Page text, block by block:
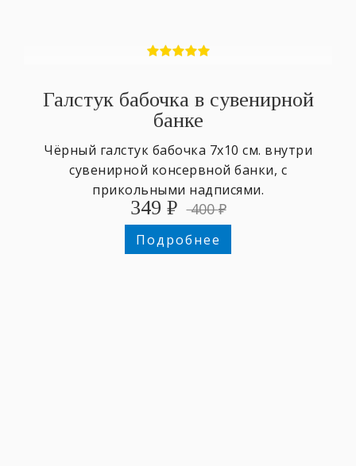
Галстук бабочка в сувенирной
банке
Чёрный галстук бабочка 7х10 см. внутри
сувенирной консервной банки, с
прикольными надписями.
349 ₽ 400₽
Подробнее